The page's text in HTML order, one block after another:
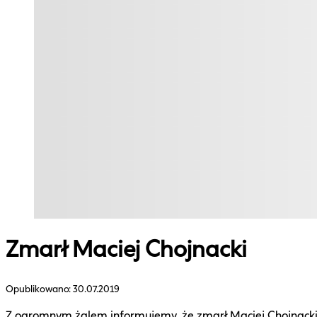
Zmarł Maciej Chojnacki
Opublikowano:30.07.2019